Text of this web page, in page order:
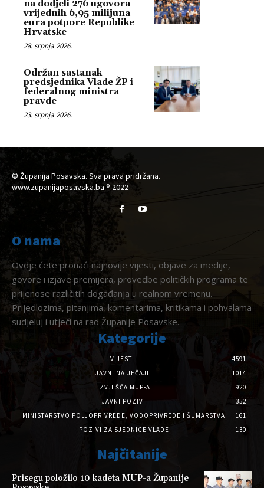
na dodjeli 276 ugovora
vrijednih 6,95 milijuna
eura potpore Republike
Hrvatske
28. srpnja 2026.
Održan sastanak
predsjednika Vlade ŽP i
federalnog ministra
pravde
23. srpnja 2026.
© Županija Posavska. Sva prava pridržana.
www.zupanijaposavska.ba ® 2022
O nama
Ovdje ćete pronaći najnovije vijesti, objave za medije,
govore i izjave premijera, provedbe političkih programa te
prijenose različitih događanja u realnom vremenu.
Prijedlozima, pitanjima, komentarima, kritikama i pohvalama
sudjeluj i utječi na rad Županije Posavske.
Kategorije
VIJESTI
4591
JAVNI NATJEČAJI
1014
IZVJEŠĆA MUP-A
920
JAVNI POZIVI
352
MINISTARSTVO POLJOPRIVREDE, VODOPRIVREDE I ŠUMARSTVA
161
POZIVI ZA SJEDNICE VLADE
130
Najčitanije
Prisegu položilo 10 kadeta MUP-a Županije